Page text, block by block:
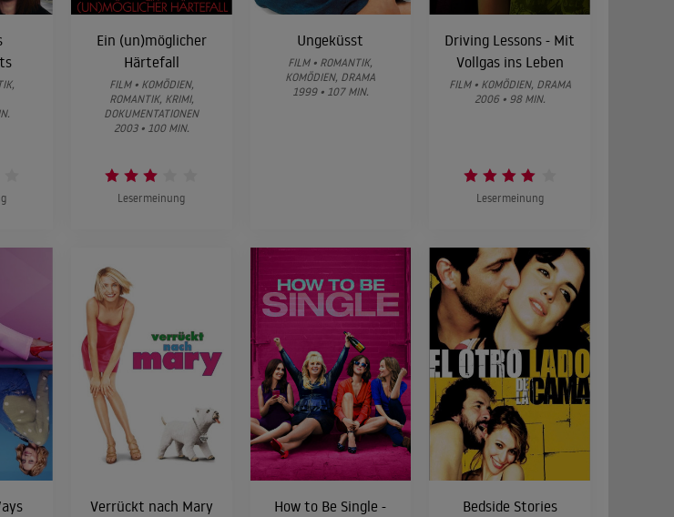
Ein (un)möglicher
Härtefall
FILM • KOMÖDIEN,
ROMANTIK, KRIMI,
DOKUMENTATIONEN
2003 • 100 MIN.
Lesermeinung
Ungeküsst
FILM • ROMANTIK,
KOMÖDIEN, DRAMA
1999 • 107 MIN.
Driving Lessons - Mit
Vollgas ins Leben
FILM • KOMÖDIEN, DRAMA
2006 • 98 MIN.
Lesermeinung
Verrückt nach Mary
How to Be Single -
Bedside Stories